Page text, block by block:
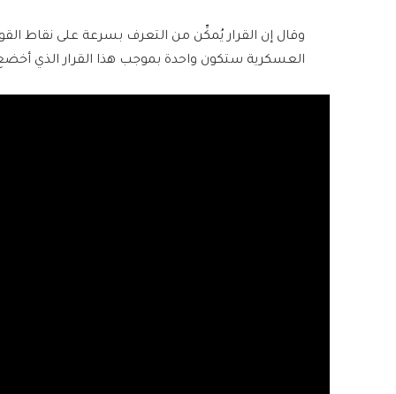
وقال إن القرار يُمكِّن من التعرف بسرعة على نقاط
العسكرية ستكون واحدة بموجب هذا القرار الذي